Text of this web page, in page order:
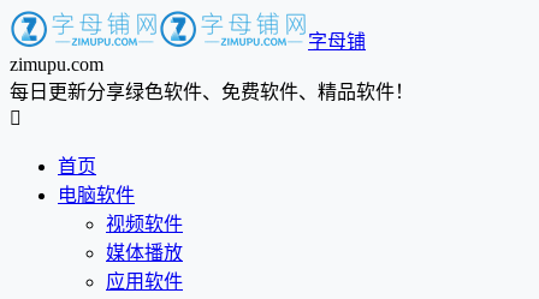
字母铺
zimupu.com
每日更新分享绿色软件、免费软件、精品软件！

首页
电脑软件
视频软件
媒体播放
应用软件